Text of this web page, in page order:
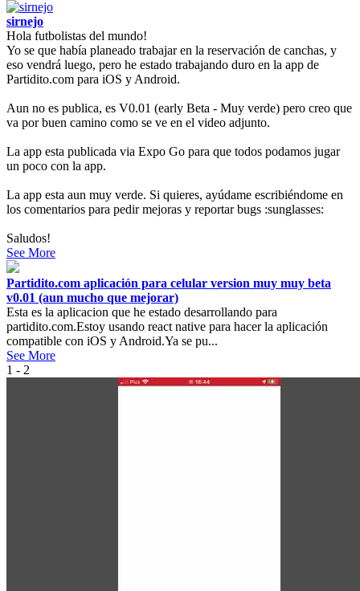
sirnejo
Hola futbolistas del mundo!
Yo se que había planeado trabajar en la reservación de canchas, y
eso vendrá luego, pero he estado trabajando duro en la app de
Partidito.com para iOS y Android.
Aun no es publica, es V0.01 (early Beta - Muy verde) pero creo que
va por buen camino como se ve en el video adjunto.
La app esta publicada via Expo Go para que todos podamos jugar
un poco con la app.
La app esta aun muy verde. Si quieres, ayúdame escribiéndome en
los comentarios para pedir mejoras y reportar bugs :sunglasses:
Saludos!
See More
Partidito.com aplicación para celular version muy muy beta
v0.01 (aun mucho que mejorar)
Esta es la aplicacion que he estado desarrollando para
partidito.com.Estoy usando react native para hacer la aplicación
compatible con iOS y Android.Ya se pu...
See More
1 - 2